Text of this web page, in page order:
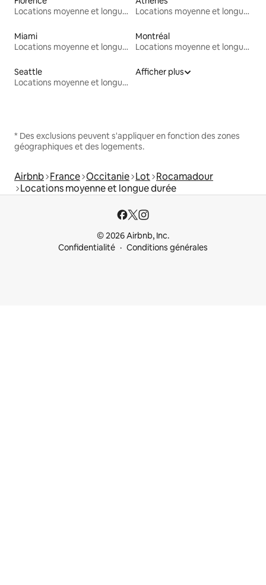
Locations moyenne et longue durée
Locations moyenne et longue durée
Miami
Locations moyenne et longue durée
Montréal
Locations moyenne et longue durée
Seattle
Locations moyenne et longue durée
Afficher plus
* Des exclusions peuvent s'appliquer en fonction des zones
géographiques et des logements.
Airbnb France Occitanie Lot Rocamadour
Locations moyenne et longue durée
© 2026 Airbnb, Inc.
Confidentialité
Conditions générales